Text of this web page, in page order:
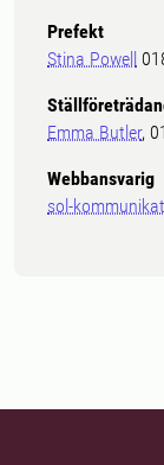
Prefekt
Stina Powell
Emma Butler,
Webbansvarig
sol-